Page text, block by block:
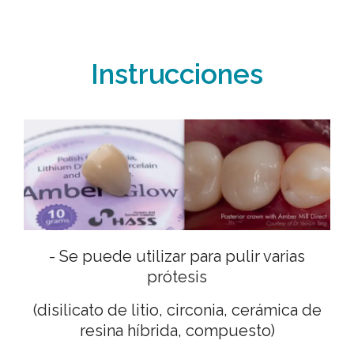
Instrucciones
- Se puede utilizar para pulir varias
prótesis
(disilicato de litio, circonia, cerámica de
resina híbrida, compuesto)